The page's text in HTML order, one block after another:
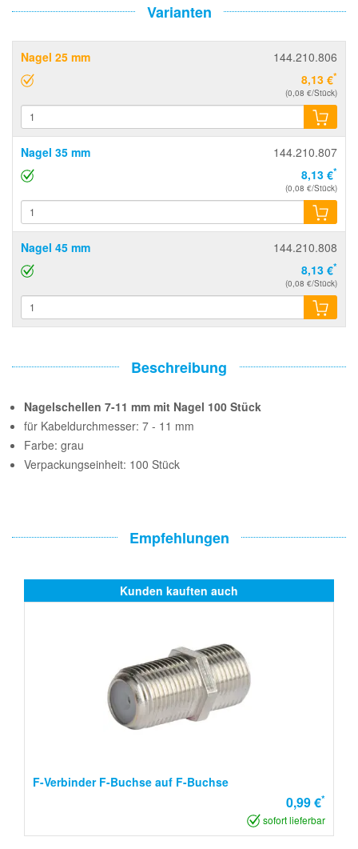
Varianten
Nagel 25 mm
144.210.806
8,13 €*
(0,08 €/Stück)
Nagel 35 mm
144.210.807
8,13 €*
(0,08 €/Stück)
Nagel 45 mm
144.210.808
8,13 €*
(0,08 €/Stück)
Beschreibung
Nagelschellen 7-11 mm mit Nagel 100 Stück
für Kabeldurchmesser: 7 - 11 mm
Farbe: grau
Verpackungseinheit: 100 Stück
Empfehlungen
Kunden kauften auch
F-Verbinder F-Buchse auf F-Buchse
0,99 €*
sofort lieferbar